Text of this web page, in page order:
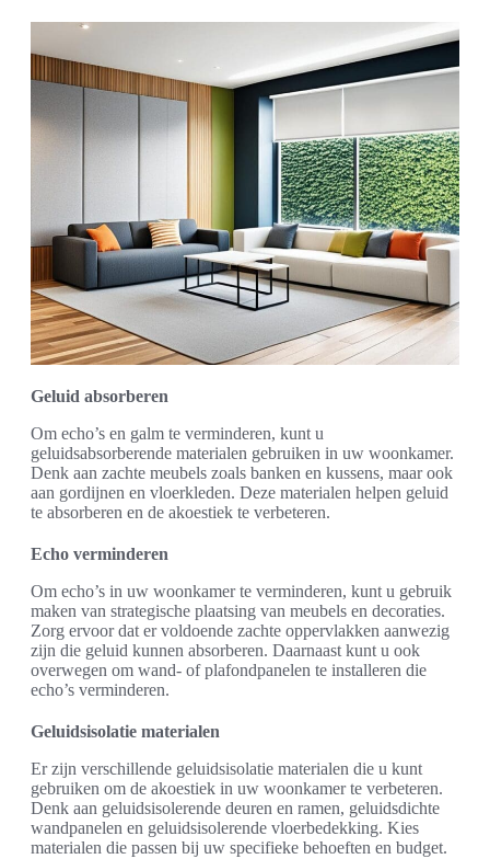
Geluid absorberen
Om echo’s en galm te verminderen, kunt u
geluidsabsorberende materialen gebruiken in uw woonkamer.
Denk aan zachte meubels zoals banken en kussens, maar ook
aan gordijnen en vloerkleden. Deze materialen helpen geluid
te absorberen en de akoestiek te verbeteren.
Echo verminderen
Om echo’s in uw woonkamer te verminderen, kunt u gebruik
maken van strategische plaatsing van meubels en decoraties.
Zorg ervoor dat er voldoende zachte oppervlakken aanwezig
zijn die geluid kunnen absorberen. Daarnaast kunt u ook
overwegen om wand- of plafondpanelen te installeren die
echo’s verminderen.
Geluidsisolatie materialen
Er zijn verschillende geluidsisolatie materialen die u kunt
gebruiken om de akoestiek in uw woonkamer te verbeteren.
Denk aan geluidsisolerende deuren en ramen, geluidsdichte
wandpanelen en geluidsisolerende vloerbedekking. Kies
materialen die passen bij uw specifieke behoeften en budget.